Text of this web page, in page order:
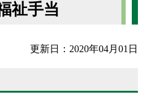
祉手当
更新日：2020年04月01日